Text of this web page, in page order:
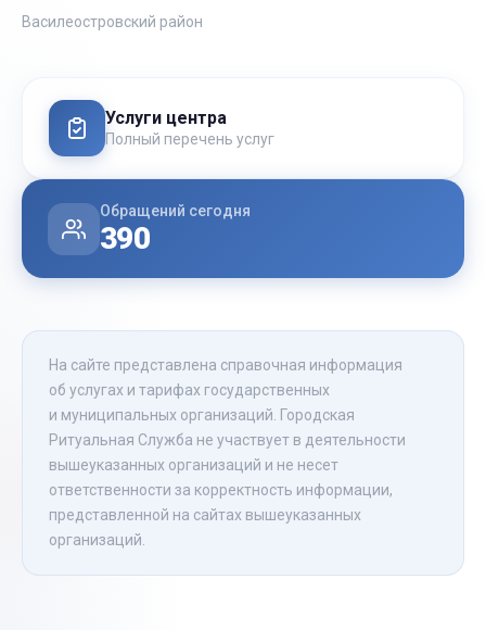
Василеостровский район
Услуги центра
Полный перечень услуг
Обращений сегодня
390
На сайте представлена справочная информация
об услугах и тарифах государственных
и муниципальных организаций. Городская
Ритуальная Служба не участвует в деятельности
вышеуказанных организаций и не несет
ответственности за корректность информации,
представленной на сайтах вышеуказанных
организаций.